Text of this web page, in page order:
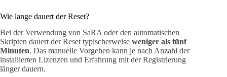
Wie lange dauert der Reset?
Bei der Verwendung von SaRA oder den automatischen
Skripten dauert der Reset typischerweise weniger als fünf
Minuten. Das manuelle Vorgehen kann je nach Anzahl der
installierten Lizenzen und Erfahrung mit der Registrierung
länger dauern.